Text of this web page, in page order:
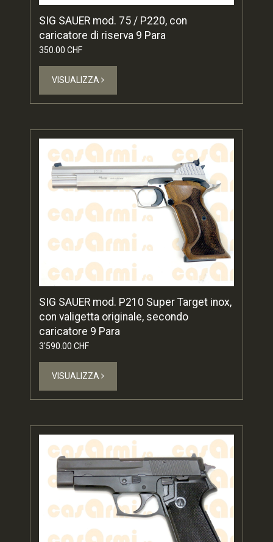
SIG SAUER mod. 75 / P220, con
caricatore di riserva 9 Para
350.00 CHF
VISUALIZZA
SIG SAUER mod. P210 Super Target inox,
con valigetta originale, secondo
caricatore 9 Para
3'590.00 CHF
VISUALIZZA